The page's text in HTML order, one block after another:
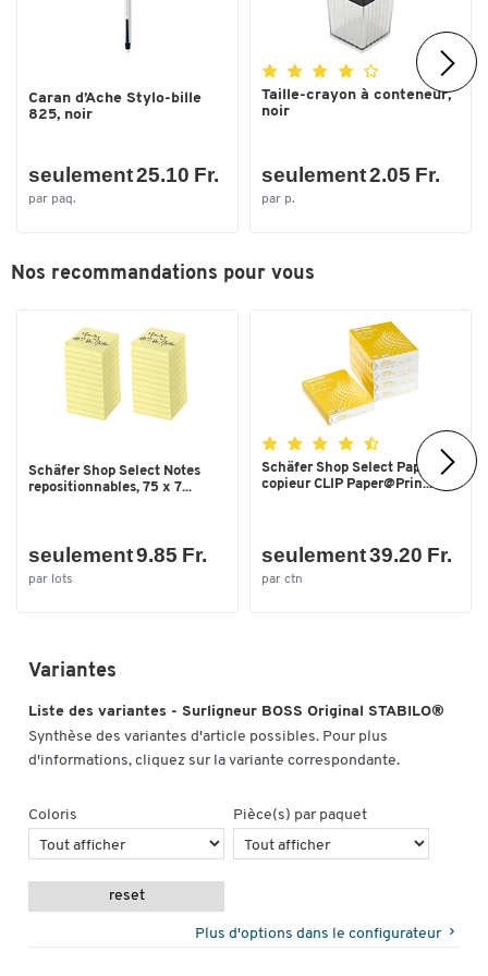
Caran d’Ache Stylo-bille
825, noir
seulement 25.10 Fr.
par paq.
Taille-crayon à conteneur,
noir
seulement 2.05 Fr.
par p.
Nos recommandations pour vous
Schäfer Shop Select Notes
repositionnables, 75 x 7...
seulement 9.85 Fr.
par lots
Schäfer Shop Select Papier
copieur CLIP Paper@Prin...
seulement 39.20 Fr.
par ctn
Variantes
Liste des variantes - Surligneur BOSS Original STABILO®
Synthèse des variantes d'article possibles. Pour plus
d'informations, cliquez sur la variante correspondante.
Coloris Pièce(s) par paquet
reset
Plus d'options dans le configurateur